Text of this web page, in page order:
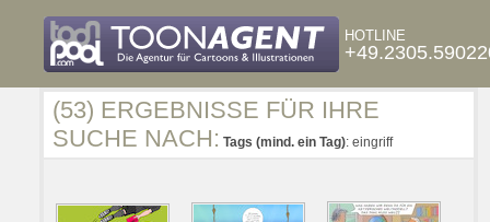
HOTLINE
(53) ERGEBNISSE FÜR IHRE
SUCHE NACH: Tags (mind. ein Tag): eingriff